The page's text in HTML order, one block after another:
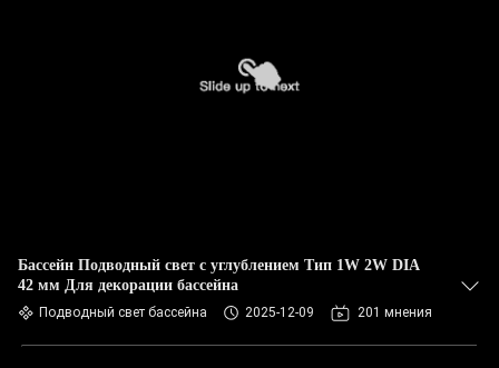
Бассейн Подводный свет с углублением Тип 1W 2W DIA
42 мм Для декорации бассейна
Подводный свет бассейна 2025-12-09 201 мнения